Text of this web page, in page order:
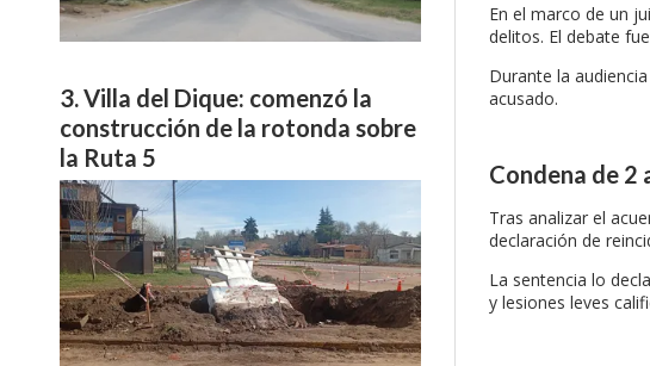
En el marco de un
delitos. El debate
Durante la
acusado.
Condena de 2
Tras analizar el
declaración de
La sentencia lo
y lesiones leves
Villa del Dique: comenzó la
construcción de la rotonda sobre
la Ruta 5